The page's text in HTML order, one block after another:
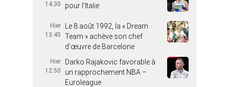
14:30
pour l’Italie
Hier
13:45
Le 8 août 1992, la « Dream
Team » achève son chef
d’œuvre de Barcelone
Hier
12:50
Darko Rajakovic favorable à
un rapprochement NBA –
Euroleague